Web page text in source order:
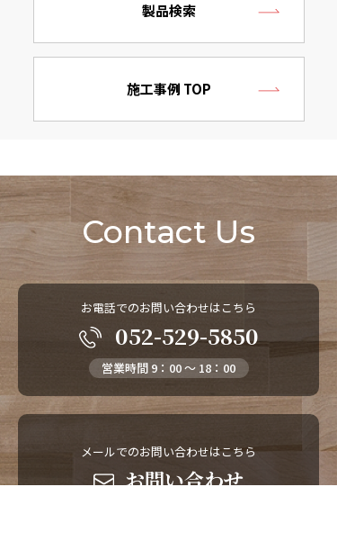
製品検索
施工事例 TOP
Contact Us
お電話でのお問い合わせはこちら
052-529-5850
営業時間 9：00 ～ 18：00
メールでのお問い合わせはこちら
お問い合わせ